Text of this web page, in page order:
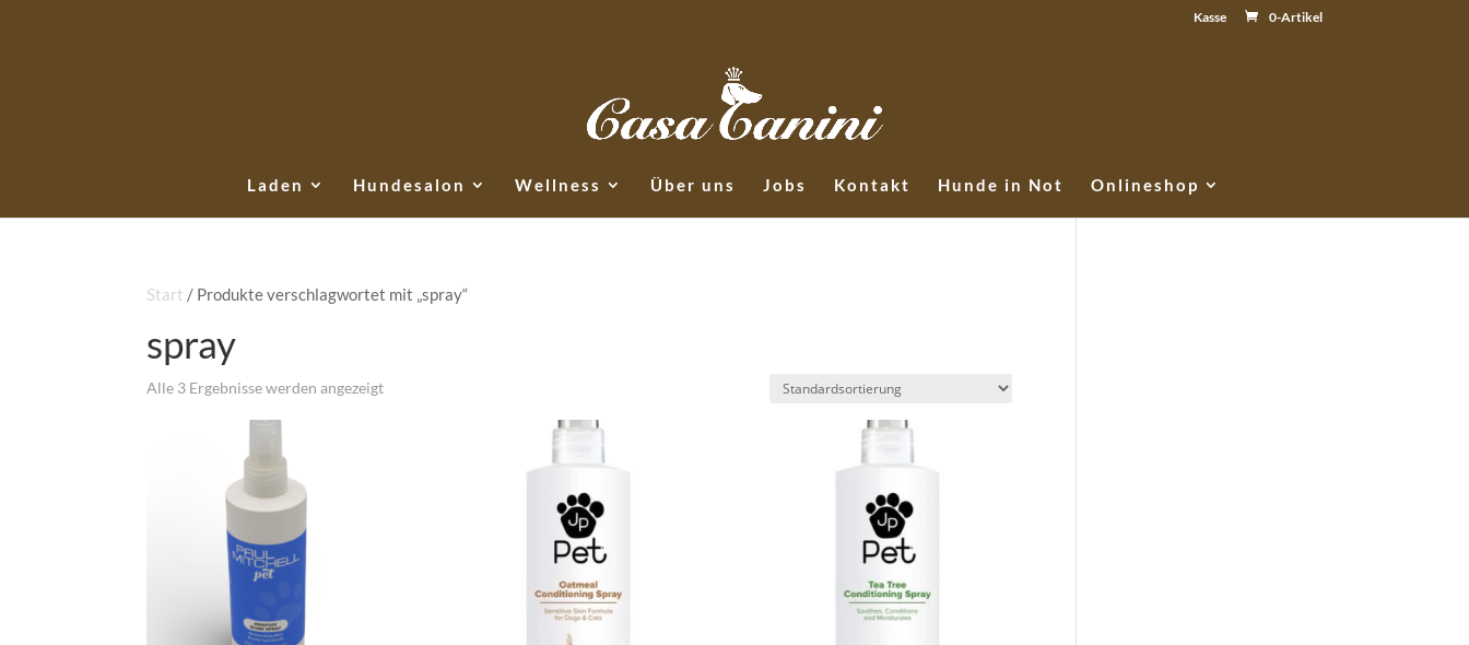
Kasse 0-Artikel
Laden Hundesalon Wellness Über uns Jobs Kontakt Hunde in Not Onlineshop
Start / Produkte verschlagwortet mit „spray“
spray
Alle 3 Ergebnisse werden angezeigt